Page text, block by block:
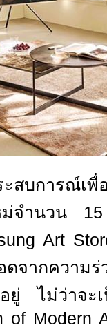
สบการณ์เ
ม่จำนวน
Art
ดจากความ
อยู่ ไม่ว่าจ
of Modern